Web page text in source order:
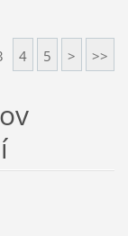
4 5 > >>